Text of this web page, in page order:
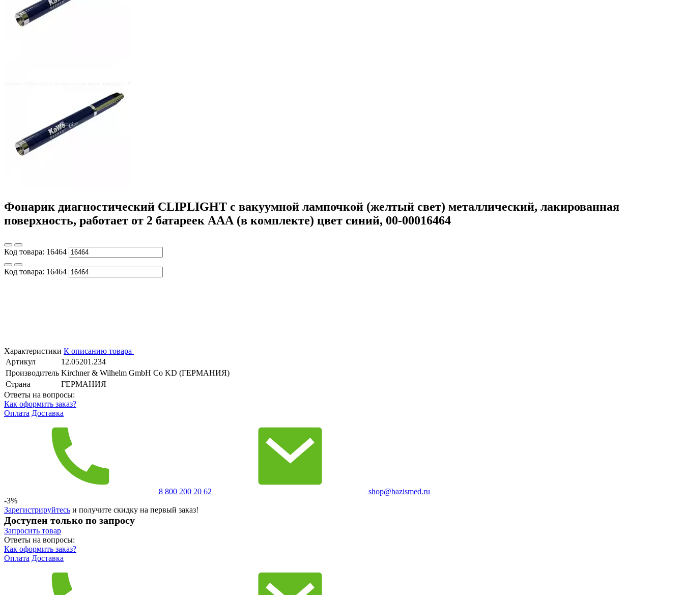
Фонарик диагностический CLIPLIGHT с вакуумной лампочкой (желтый свет) металлический, лакированная
поверхность, работает от 2 батареек ААА (в комплекте) цвет синий, 00-00016464
Код товара: 16464
Код товара: 16464
Характеристики К описанию товара
Артикул
12.05201.234
Производитель Kirchner & Wilhelm GmbH Co KD (ГЕРМАНИЯ)
Страна
ГЕРМАНИЯ
Ответы на вопросы:
Как оформить заказ?
Оплата Доставка
8 800 200 20 62
shop@bazismed.ru
-3%
Зарегистрируйтесь и получите скидку на первый заказ!
Доступен только по запросу
Запросить товар
Ответы на вопросы:
Как оформить заказ?
Оплата Доставка